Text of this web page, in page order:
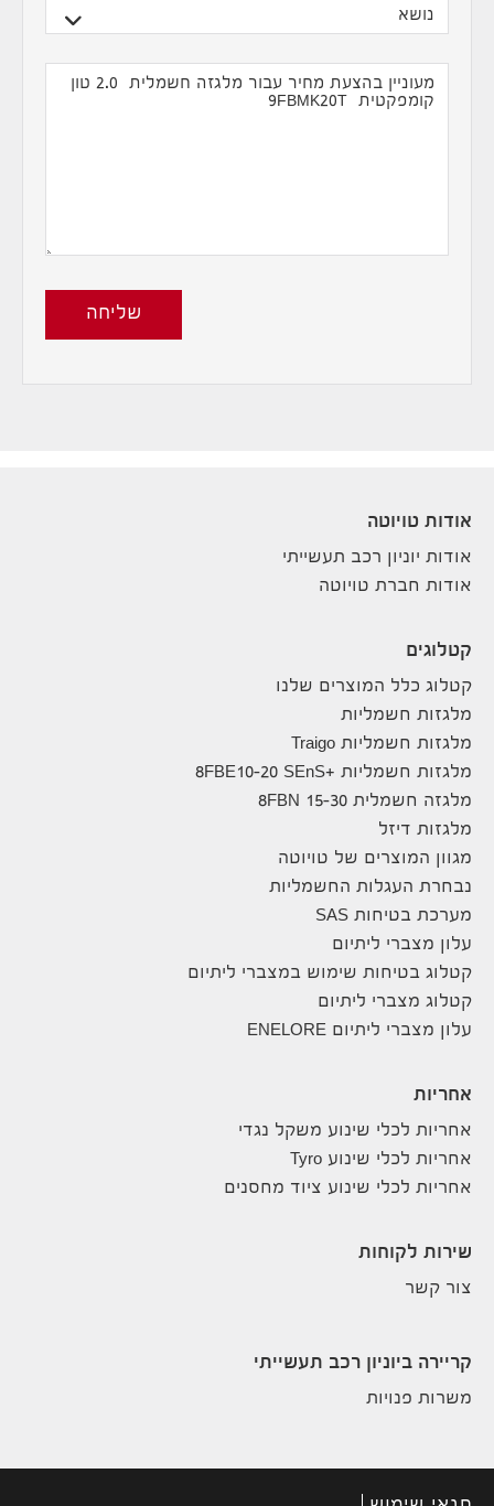
שליחה
אודות טויוטה
אודות יוניון רכב תעשייתי
אודות חברת טויוטה
קטלוגים
קטלוג כלל המוצרים שלנו
מלגזות חשמליות
מלגזות חשמליות Traigo
מלגזות חשמליות +8FBE10-20 SEnS
מלגזה חשמלית 8FBN 15-30
מלגזות דיזל
מגוון המוצרים של טויוטה
נבחרת העגלות החשמליות
מערכת בטיחות SAS
עלון מצברי ליתיום
קטלוג בטיחות שימוש במצברי ליתיום
קטלוג מצברי ליתיום
עלון מצברי ליתיום ENELORE
אחריות
אחריות לכלי שינוע משקל נגדי
אחריות לכלי שינוע Tyro
אחריות לכלי שינוע ציוד מחסנים
שירות לקוחות
צור קשר
קריירה ביוניון רכב תעשייתי
משרות פנויות